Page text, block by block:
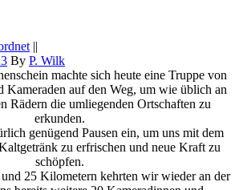
||
By P. Wilk
machte sich heute eine Truppe von
Kameraden auf den Weg, um wie üblich an
Rädern die umliegenden Ortschaften zu
erkunden.
genügend Pausen ein, um uns mit dem
zu erfrischen und neue Kraft zu
schöpfen.
25 Kilometern kehrten wir wieder an der